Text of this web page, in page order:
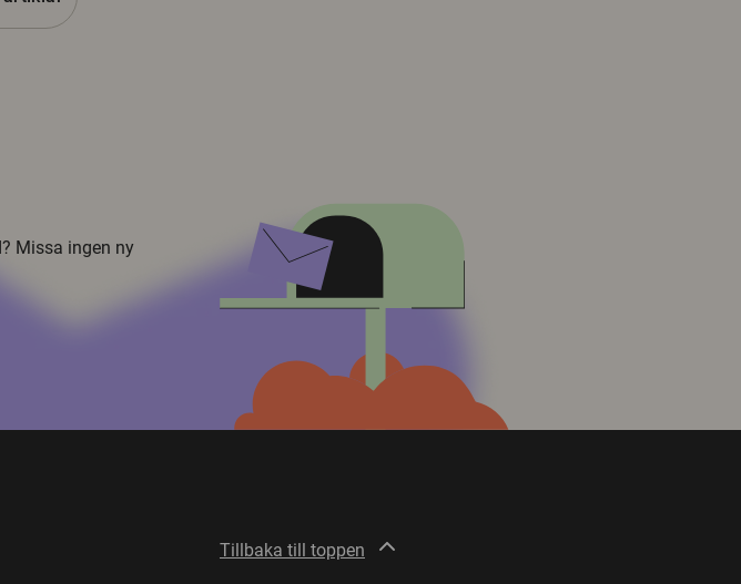
Missa ingen ny
Tillbaka till toppen